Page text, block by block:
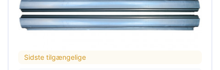
Sidste tilgængelige